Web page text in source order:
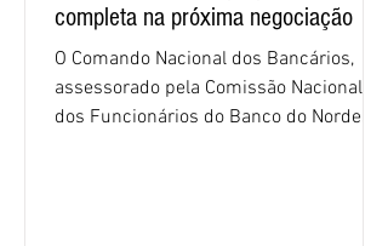
completa na próxima negociação
O Comando Nacional dos Bancários,
assessorado pela Comissão Nacional
dos Funcionários do Banco do Nordeste